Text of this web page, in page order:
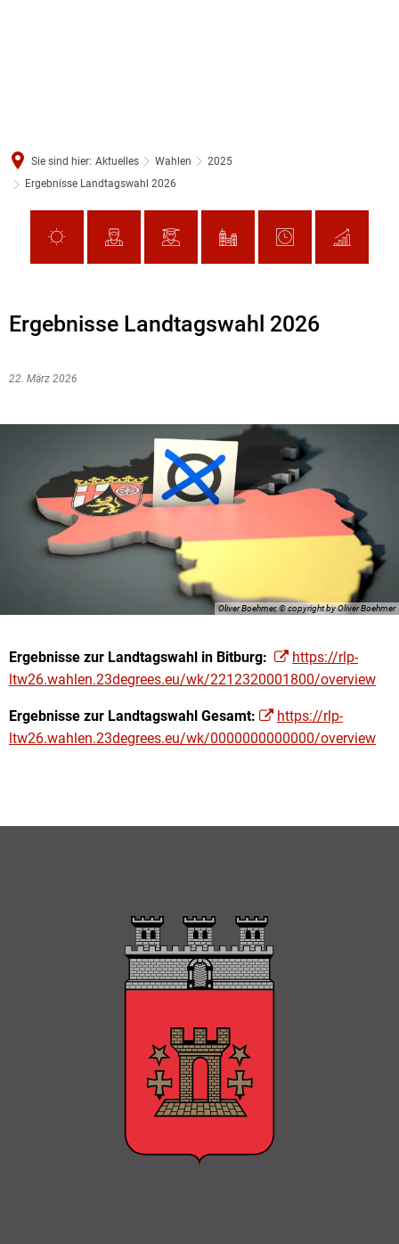
Sie sind hier: Aktuelles Wahlen
2025
Ergebnisse Landtagswahl 2026
Ergebnisse Landtagswahl 2026
22. März 2026
Oliver Boehmer, © copyright by Oliver Boehmer
Ergebnisse zur Landtagswahl in Bitburg:
https://rlp-
ltw26.wahlen.23degrees.eu/wk/2212320001800/overview
Ergebnisse zur Landtagswahl Gesamt:
https://rlp-
ltw26.wahlen.23degrees.eu/wk/0000000000000/overview